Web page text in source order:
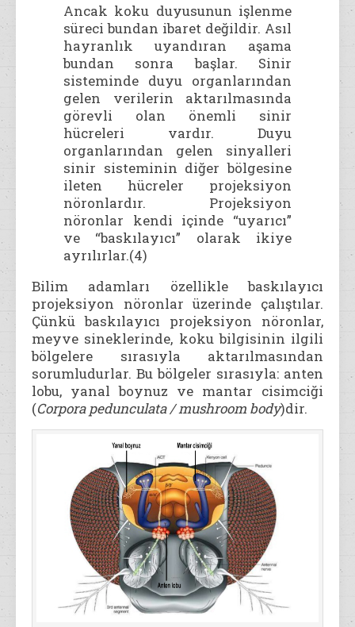
Ancak koku duyusunun işlenme
süreci bundan ibaret değildir. Asıl
hayranlık uyandıran aşama
bundan sonra başlar. Sinir
sisteminde duyu organlarından
gelen verilerin aktarılmasında
görevli olan önemli sinir
hücreleri vardır. Duyu
organlarından gelen sinyalleri
sinir sisteminin diğer bölgesine
ileten hücreler projeksiyon
nöronlardır. Projeksiyon
nöronlar kendi içinde “uyarıcı”
ve “baskılayıcı” olarak ikiye
ayrılırlar.(4)
Bilim adamları özellikle baskılayıcı
projeksiyon nöronlar üzerinde çalıştılar.
Çünkü baskılayıcı projeksiyon nöronlar,
meyve sineklerinde, koku bilgisinin ilgili
bölgelere sırasıyla aktarılmasından
sorumludurlar. Bu bölgeler sırasıyla: anten
lobu, yanal boynuz ve mantar cisimciği
(Corpora pedunculata / mushroom body)dir.